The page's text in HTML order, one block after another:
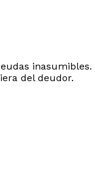
del deudor.